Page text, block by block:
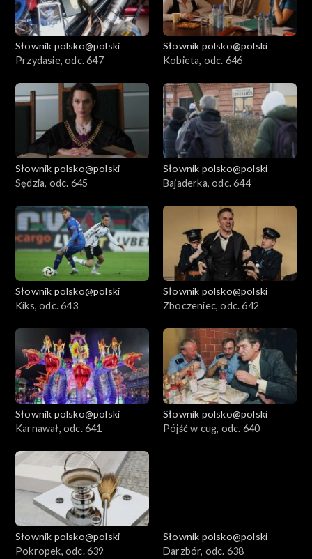
Słownik polsko@polski
Przydasie, odc. 647
Słownik polsko@polski
Kobieta, odc. 646
Słownik polsko@polski
Sędzia, odc. 645
Słownik polsko@polski
Bajaderka, odc. 644
Słownik polsko@polski
Kiks, odc. 643
Słownik polsko@polski
Zboczeniec, odc. 642
Słownik polsko@polski
Karnawał, odc. 641
Słownik polsko@polski
Pójść w cug, odc. 640
Słownik polsko@polski
Pokropek, odc. 639
Słownik polsko@polski
Darzbór, odc. 638